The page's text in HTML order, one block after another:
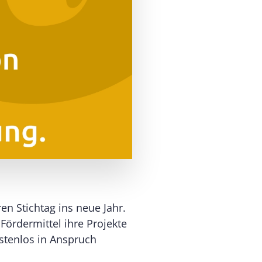
Stichtag ins neue Jahr.
ihre Projekte
in Anspruch